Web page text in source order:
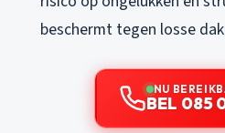
beschermt tegen losse
NU
BEL 085